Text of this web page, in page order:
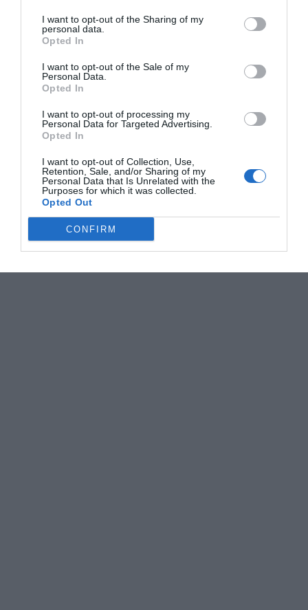
I want to opt-out of the Sharing of my
personal data.
Opted In
I want to opt-out of the Sale of my
Personal Data.
Opted In
I want to opt-out of processing my
Personal Data for Targeted Advertising.
Opted In
I want to opt-out of Collection, Use,
Retention, Sale, and/or Sharing of my
Personal Data that Is Unrelated with the
Purposes for which it was collected.
Opted Out
CONFIRM